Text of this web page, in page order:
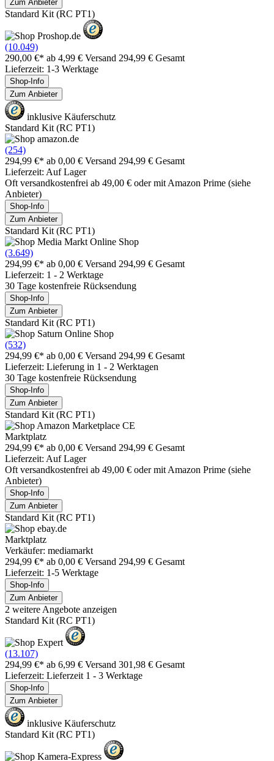
Zum Anbieter
Standard Kit (RC PT1)
(10.049)
290,00 €* ab 4,99 € Versand 294,99 € Gesamt
Lieferzeit: 1-3 Werktage
Shop-Info
Zum Anbieter
inklusive Käuferschutz
Standard Kit (RC PT1)
(254)
294,99 €* ab 0,00 € Versand 294,99 € Gesamt
Lieferzeit: Auf Lager
Oft versandkostenfrei ab 49,00 € oder mit Amazon Prime (siehe
Anbieter)
Shop-Info
Zum Anbieter
Standard Kit (RC PT1)
(3.649)
294,99 €* ab 0,00 € Versand 294,99 € Gesamt
Lieferzeit: 1 - 2 Werktage
30 Tage kostenfreie Rücksendung
Shop-Info
Zum Anbieter
Standard Kit (RC PT1)
(532)
294,99 €* ab 0,00 € Versand 294,99 € Gesamt
Lieferzeit: Lieferung in 1 - 2 Werktagen
30 Tage kostenfreie Rücksendung
Shop-Info
Zum Anbieter
Standard Kit (RC PT1)
Marktplatz
294,99 €* ab 0,00 € Versand 294,99 € Gesamt
Lieferzeit: Auf Lager
Oft versandkostenfrei ab 49,00 € oder mit Amazon Prime (siehe
Anbieter)
Shop-Info
Zum Anbieter
Standard Kit (RC PT1)
Marktplatz
Verkäufer: mediamarkt
294,99 €* ab 0,00 € Versand 294,99 € Gesamt
Lieferzeit: 1-5 Werktage
Shop-Info
Zum Anbieter
2 weitere Angebote anzeigen
Standard Kit (RC PT1)
(13.107)
294,99 €* ab 6,99 € Versand 301,98 € Gesamt
Lieferzeit: Lieferzeit 1 - 3 Werktage
Shop-Info
Zum Anbieter
inklusive Käuferschutz
Standard Kit (RC PT1)